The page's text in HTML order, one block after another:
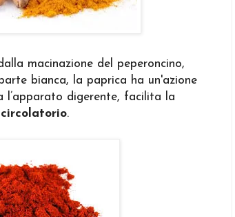
macinazione del peperoncino,
bianca, la paprica ha un'azione
l’apparato digerente, facilita la
.